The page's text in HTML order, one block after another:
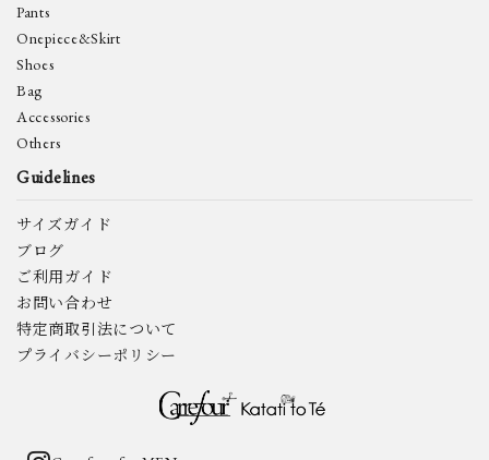
Pants
Onepiece&Skirt
Shoes
Bag
Accessories
Others
Guidelines
サイズガイド
ブログ
ご利用ガイド
お問い合わせ
特定商取引法について
プライバシーポリシー